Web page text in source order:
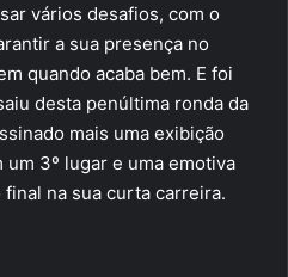
vários desafios, com o
a sua presença no
quando acaba bem. E foi
desta penúltima ronda da
mais uma exibição
3º lugar e uma emotiva
na sua curta carreira.